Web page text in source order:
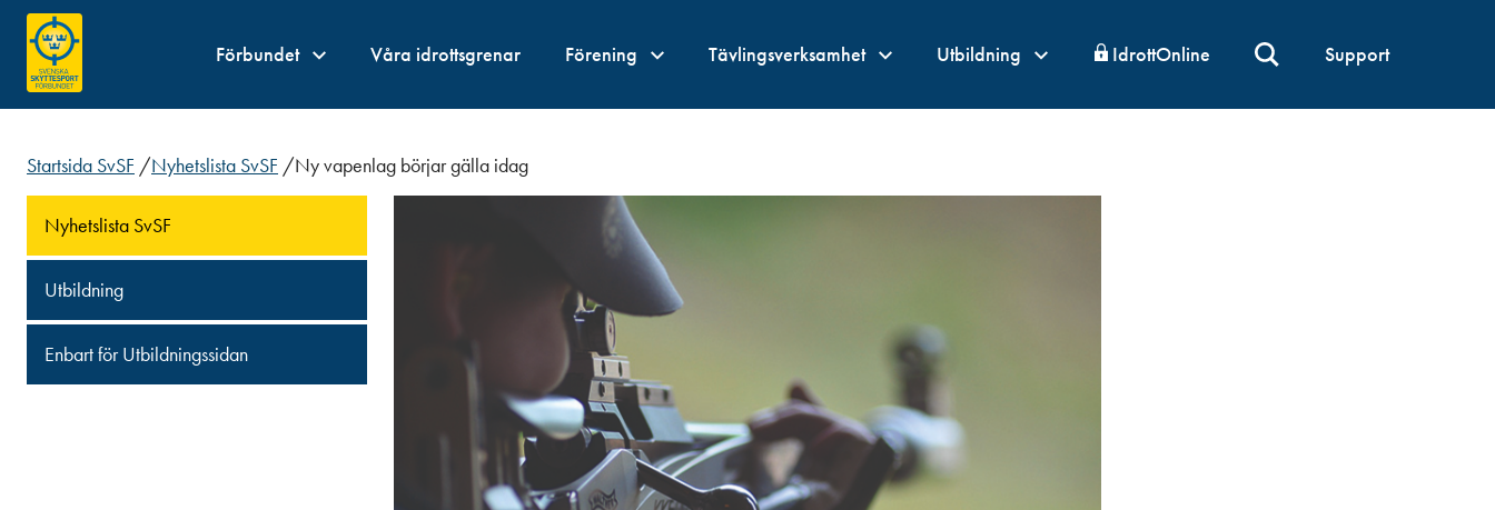
Förbundet Våra idrottsgrenar Förening Tävlingsverksamhet Utbildning IdrottOnline Support
Startsida SvSF /Nyhetslista SvSF /Ny vapenlag börjar gälla idag
Nyhetslista SvSF
Utbildning
Enbart för Utbildningssidan